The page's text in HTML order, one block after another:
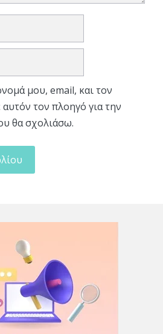
μου, email, και τον
τον πλοηγό για την
θα σχολιάσω.